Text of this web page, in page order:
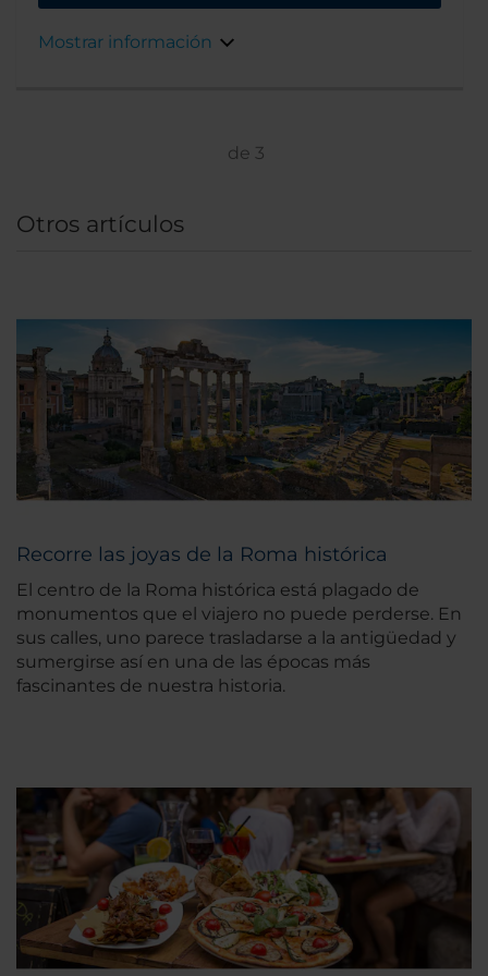
de El Vaticano, la Basilica de San Pedro y tiene
capital italiana y barrios conocidos como el del
Plaza de San Pedro. Y, como a la estación de
Mostrar información
de 3
Otros artículos
Recorre las joyas de la Roma histórica
El centro de la Roma histórica está plagado de
monumentos que el viajero no puede perderse. En
sus calles, uno parece trasladarse a la antigüedad y
sumergirse así en una de las épocas más
fascinantes de nuestra historia.